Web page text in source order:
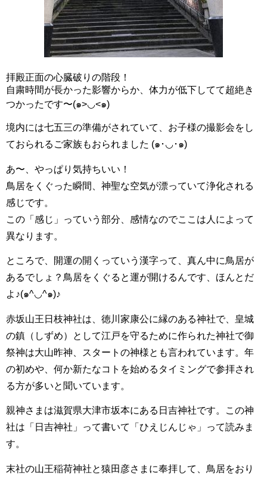
拝殿正面の心臓破りの階段！
自粛時間が長かった影響からか、体力が低下してて超絶き
つかったです〜(๑>◡<๑)
境内には七五三の準備がされていて、お子様の撮影会をし
ておられるご家族もおられました (๑･◡･๑)
あ〜、やっぱり気持ちいい！
鳥居をくぐった瞬間、神聖な空気が漂っていて浄化される
感じです。
この「感じ」っていう部分、感情なのでここは人によって
異なります。
ところで、開運の開くっていう漢字って、真ん中に鳥居が
あるでしょ？鳥居をくぐると運が開けるんです、ほんとだ
よ♪(๑^◡^๑)♪
赤坂山王日枝神社は、徳川家康公に縁のある神社で、皇城
の鎮（しずめ）として江戸を守るために作られた神社で御
祭神は大山昨神、スタートの神様とも言われています。年
の初めや、何か新たなコトを始めるタイミングで参拝され
る方が多いと聞いています。
親神さまは滋賀県大津市坂本にある日吉神社です。この神
社は「日吉神社」って書いて「ひえじんじゃ」って読みま
す。
末社の山王稲荷神社と猿田彦さまに奉拝して、鳥居をおり